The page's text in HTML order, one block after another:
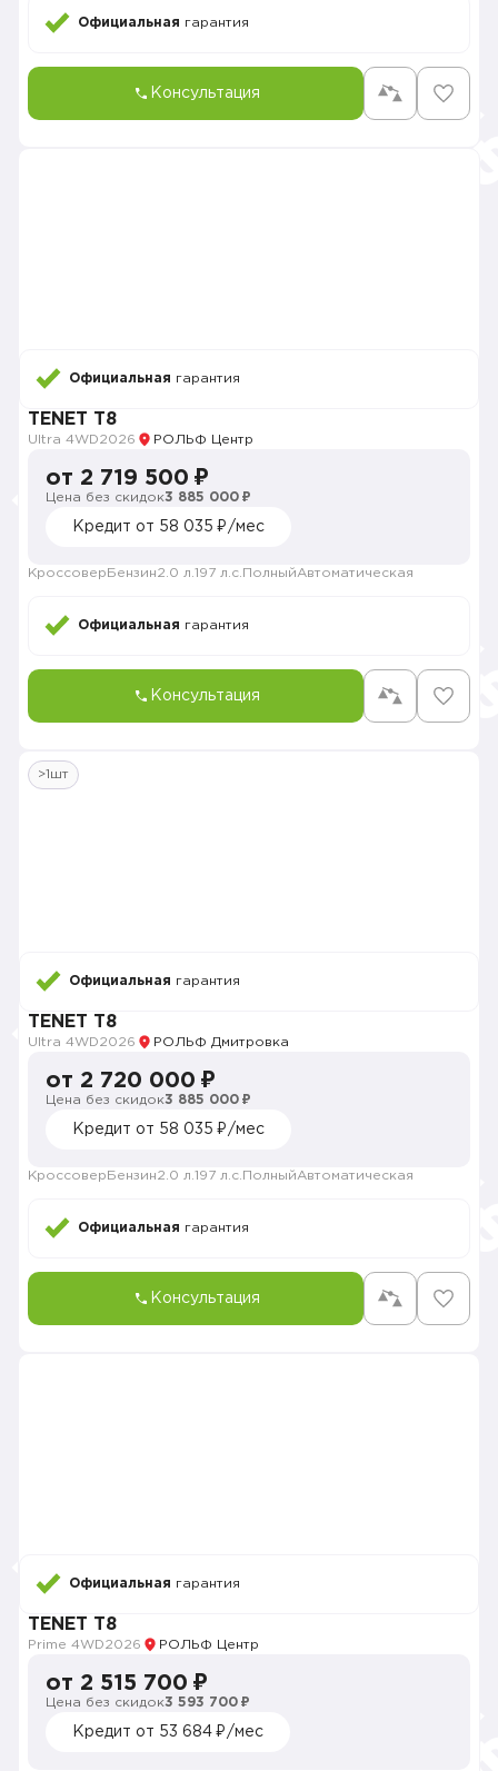
Официальная гарантия
Консультация
Официальная гарантия
TENET T8
Ultra 4WD2026 РОЛЬФ Центр
от 2 719 500 ₽
Цена без скидок3 885 000 ₽
Кредит от 58 035 ₽/мес
Кроссовер Бензин2.0 л. 197 л.с. ПолныйАвтоматическая
Официальная гарантия
Консультация
>1шт
Официальная гарантия
TENET T8
Ultra 4WD2026 РОЛЬФ Дмитровка
от 2 720 000 ₽
Цена без скидок3 885 000 ₽
Кредит от 58 035 ₽/мес
Кроссовер Бензин2.0 л. 197 л.с. ПолныйАвтоматическая
Официальная гарантия
Консультация
Официальная гарантия
TENET T8
Prime 4WD2026 РОЛЬФ Центр
от 2 515 700 ₽
Цена без скидок3 593 700 ₽
Кредит от 53 684 ₽/мес